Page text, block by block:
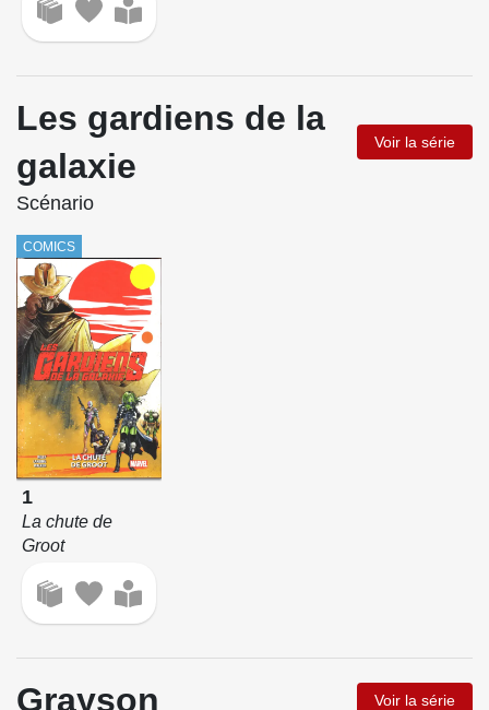
Les gardiens de la
galaxie
Voir la série
Scénario
COMICS
1
La chute de
Groot
Grayson Voir la série